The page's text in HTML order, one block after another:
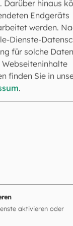
Darüber hinaus
Endgeräts
werden.
Dienste-
für solche
finden Sie in
.
aktivieren oder